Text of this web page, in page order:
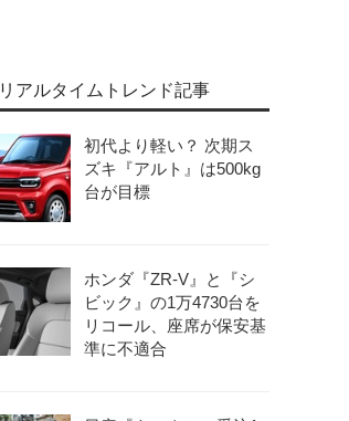
リアルタイムトレンド記事
初代より軽い？ 次期ス
ズキ『アルト』は500kg
台が目標
ホンダ『ZR-V』と『シ
ビック』の1万4730台を
リコール、座席が保安基
準に不適合